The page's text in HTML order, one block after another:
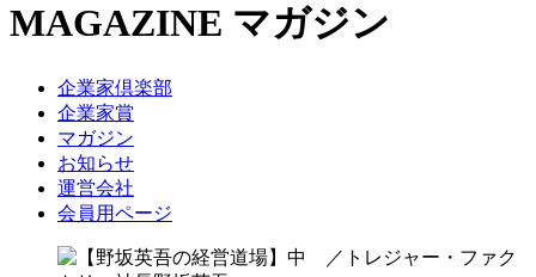
MAGAZINE マガジン
企業家倶楽部
企業家賞
マガジン
お知らせ
運営会社
会員用ページ